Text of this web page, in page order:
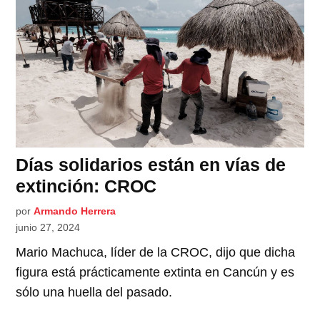
Días solidarios están en vías de
extinción: CROC
por Armando Herrera
junio 27, 2024
Mario Machuca, líder de la CROC, dijo que dicha
figura está prácticamente extinta en Cancún y es
sólo una huella del pasado.